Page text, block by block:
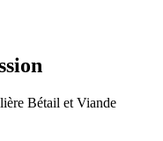
Bétail et Viande